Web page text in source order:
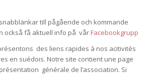
till pågående och kommande
också få aktuell info på vår Facebookgrupp
des liens rapides à nos acitivités
en suédois. Notre site contient une page
générale de l’association. Si